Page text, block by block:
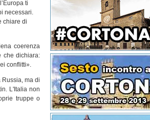
ti
necessari.
chiare di
coerenza
che dichiara:
conflitti».
Russia, ma di
L'Italia non
truppe o